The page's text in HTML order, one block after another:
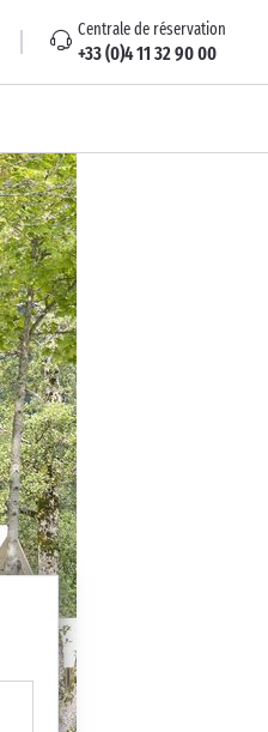
Centrale de réservation
+33 (0)4 11 32 90 00